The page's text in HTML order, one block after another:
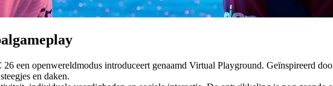
een openwereldmodus introduceert genaamd Virtual Playground. Geïnspireerd
en daken.